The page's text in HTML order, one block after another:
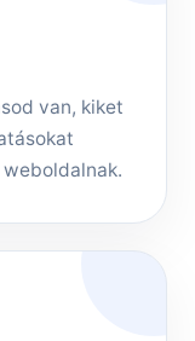
van, kiket